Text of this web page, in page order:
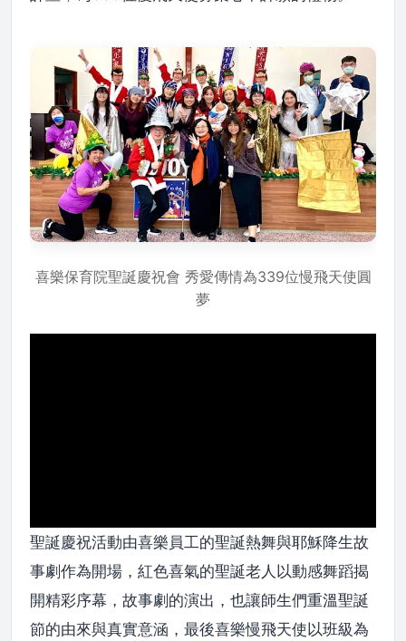
喜樂保育院聖誕慶祝會 秀愛傳情為339位慢飛天使圓
夢
聖誕慶祝活動由喜樂員工的聖誕熱舞與耶穌降生故
事劇作為開場，紅色喜氣的聖誕老人以動感舞蹈揭
開精彩序幕，故事劇的演出，也讓師生們重溫聖誕
節的由來與真實意涵，最後喜樂慢飛天使以班級為